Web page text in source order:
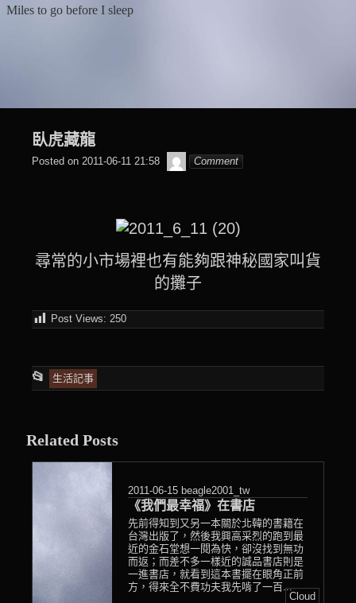
Miles to go before I sleep
臥虎藏龍
Posted on 2011-06-11 21:58 beagle2001_tw
Comment
尋常的小市場裡也有能夠跟神秘國家叫貨
的攤子
Post Views: 250
📂
This
posted
in
生活記事
Related Posts
2011-06-15 beagle2001_tw
《我們最幸福》在書店
先前得知到又另一本關於北韓的書籍在
台灣出版了，然後我興高采烈的跑到最
近的金石堂想一閱為快，卻沒找到無功
而返；而差不多一樣近的誠品書店則是
一進書店，就看到這本書擺在眼角正前
方，得來全不費功夫我先啃了一百...
Cloud